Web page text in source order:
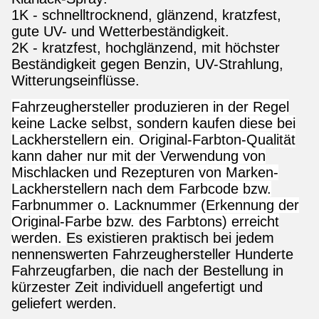
1K - schnelltrocknend, glänzend, kratzfest,
gute UV- und Wetterbeständigkeit.
2K - kratzfest, hochglänzend, mit höchster
Beständigkeit gegen Benzin, UV-Strahlung,
Witterungseinflüsse.
Fahrzeughersteller produzieren in der Regel
keine Lacke selbst, sondern kaufen diese bei
Lackherstellern ein. Original-Farbton-Qualität
kann daher nur mit der Verwendung von
Mischlacken und Rezepturen von Marken-
Lackherstellern nach dem Farbcode bzw.
Farbnummer o. Lacknummer (Erkennung der
Original-Farbe bzw. des Farbtons) erreicht
werden. Es existieren praktisch bei jedem
nennenswerten Fahrzeughersteller Hunderte
Fahrzeugfarben, die nach der Bestellung in
kürzester Zeit individuell angefertigt und
geliefert werden.